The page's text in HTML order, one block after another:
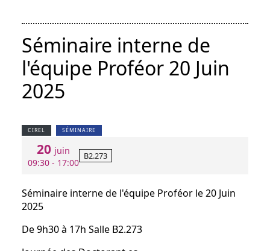
Séminaire interne de
l'équipe Proféor 20 Juin
2025
CIREL SÉMINAIRE
20 juin
09:30 - 17:00
B2.273
Séminaire interne de l'équipe Proféor le 20 Juin
2025
De 9h30 à 17h Salle B2.273